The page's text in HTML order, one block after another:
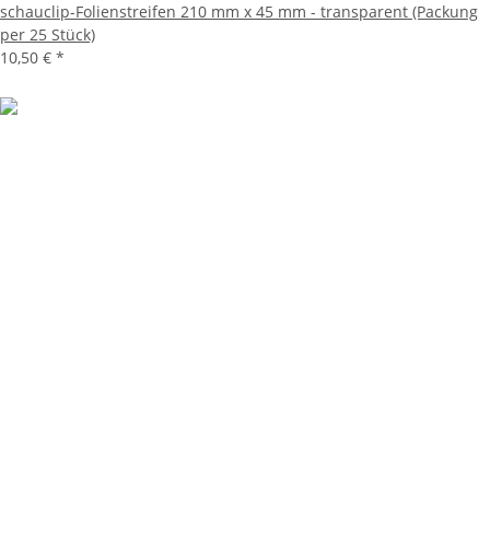
schauclip-Folienstreifen 210 mm x 45 mm - transparent (Packung
per 25 Stück)
10,50 € *